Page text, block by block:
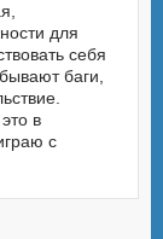
для
себя
баги,
в
с